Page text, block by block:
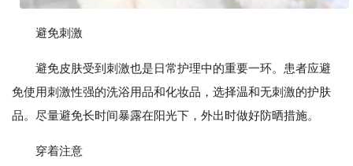
避免刺激
避免皮肤受到刺激也是日常护理中的重要一环。患者应避
免使用刺激性强的洗浴用品和化妆品，选择温和无刺激的护肤
品。尽量避免长时间暴露在阳光下，外出时做好防晒措施。
穿着注意